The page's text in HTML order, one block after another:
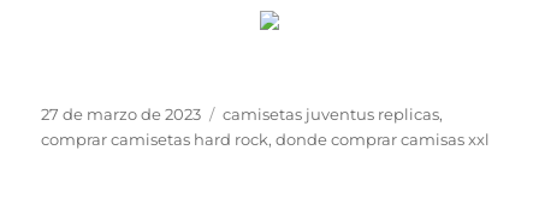
Publicado
el
27 de marzo de 2023 Etiquetas
camisetas juventus replicas,
comprar camisetas hard rock,donde comprar camisas xxl